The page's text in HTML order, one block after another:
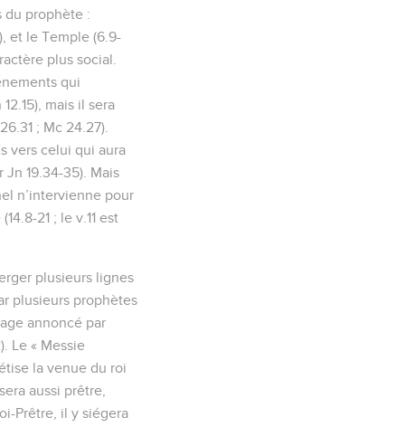
du prophète :
et le Temple (6.9-
plus social.
qui
mais il sera
; Mc 24.27).
vers celui qui aura
Jn 19.34-35). Mais
n’intervienne pour
21 ; le v.11 est
plusieurs lignes
plusieurs prophètes
annoncé par
Le « Messie
la venue du roi
aussi prêtre,
Prêtre, il y siégera